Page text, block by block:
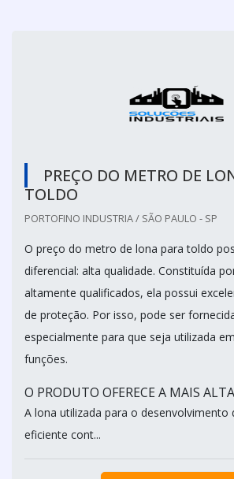
PREÇO DO METRO DE
TOLDO
PORTOFINO INDUSTRIA / SÃO PAULO - SP
O preço do metro de lona para toldo
diferencial: alta qualidade. Constituída
altamente qualificados, ela possui
de proteção. Por isso, pode ser
especialmente para que seja utilizada
funções.
O PRODUTO OFERECE A MAIS
A lona utilizada para o desenvolvimento
eficiente cont...